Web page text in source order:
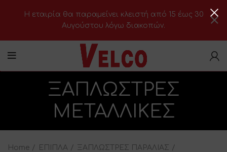
ΞΑΠΛΩΣΤΡΕΣ
ΜΕΤΑΛΛΙΚΕΣ
Home ΕΠΙΠΛΑ
ΞΑΠΛΩΣΤΡΕΣ ΠΑΡΑΛΙΑΣ
H εταιρία θα παραμείνει κλειστή από 15 έως 30
Αυγούστου λόγω διακοπών.